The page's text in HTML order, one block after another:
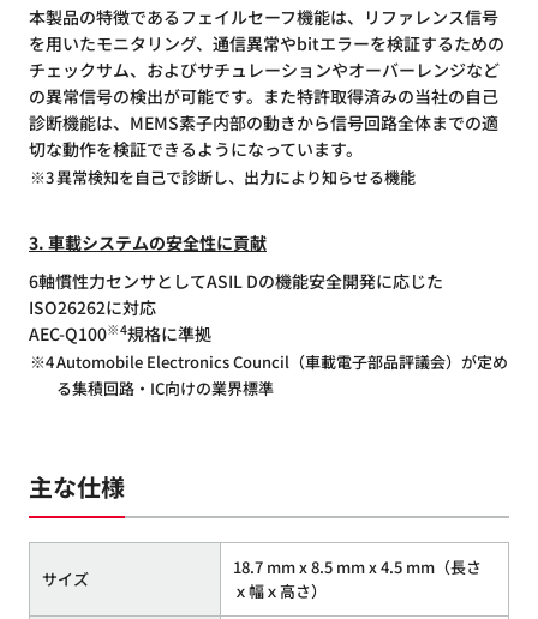
本製品の特徴であるフェイルセーフ機能は、リファレンス信号
を用いたモニタリング、通信異常やbitエラーを検証するための
チェックサム、およびサチュレーションやオーバーレンジなど
の異常信号の検出が可能です。また特許取得済みの当社の自己
診断機能は、MEMS素子内部の動きから信号回路全体までの適
切な動作を検証できるようになっています。
※3異常検知を自己で診断し、出力により知らせる機能
3. 車載システムの安全性に貢献
6軸慣性力センサとしてASIL Dの機能安全開発に応じた
ISO26262に対応
AEC-Q100※4規格に準拠
※4Automobile Electronics Council（車載電子部品評議会）が定め
る集積回路・IC向けの業界標準
主な仕様
サイズ
18.7 mm x 8.5 mm x 4.5 mm（長さ
ｘ幅ｘ高さ）